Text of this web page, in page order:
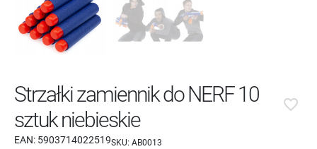
Strzałki zamiennik do NERF 10
sztuk niebieskie
EAN: 5903714022519SKU: AB0013
favorite_border